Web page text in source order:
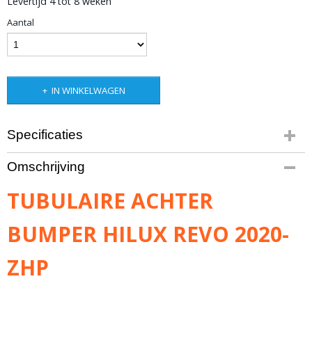
Aantal
IN WINKELWAGEN
Specificaties
Bruto gewicht
75,00 Kg
Omschrijving
TUBULAIRE ACHTER
BUMPER HILUX REVO 2020-
ZHP